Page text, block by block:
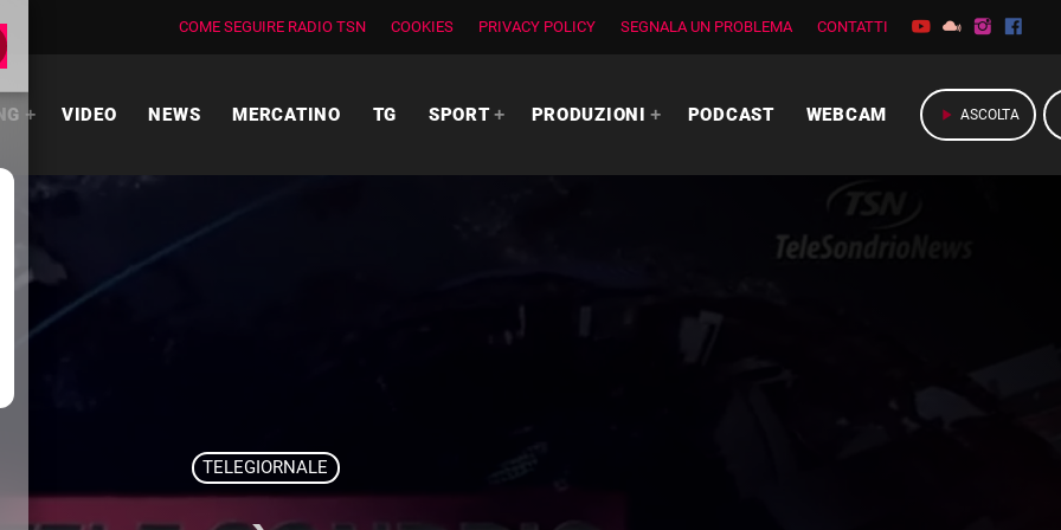
COME SEGUIRE RADIO TSN COOKIES PRIVACY POLICY SEGNALA UN PROBLEMA CONTATTI
VIDEO NEWS MERCATINO TG SPORT PRODUZIONI PODCAST WEBCAM play_arrow ASCOLTA
TELEGIORNALE